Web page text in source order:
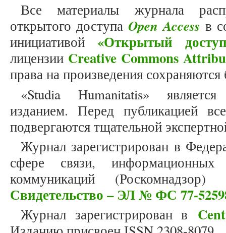
Все материалы журнала
открытого доступаOpen Access в
инициативой «Открытый
лицензии Creative Commons
права на произведения
«Studia Humanitatis»
изданием. Перед публикацией
подвергаются тщательной
Журнал зарегистрирован в
сфере связи,
коммуникаций
Свидетельство – ЭЛ № ФС 77-
Журнал зарегистрирован в